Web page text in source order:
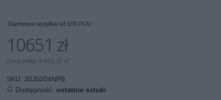
Darmowa wysyłka od 100 PLN
10651 zł
Cena netto: 8 659,35 zł
SKU: 30J5004NPB
Dostępność:ostatnie sztuki